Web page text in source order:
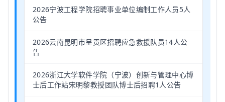
2026宁波工程学院招聘事业单位编制工作人员5人
公告
2026云南昆明市呈贡区招聘应急救援队员14人公
告
2026浙江大学软件学院（宁波）创新与管理中心博
士后工作站宋明黎教授团队博士后招聘1人公告